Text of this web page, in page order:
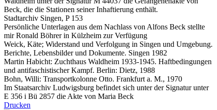
Beck, die die Stationen seiner Inhaftierung enthält.
Stadtarchiv Singen, P 153
Persönliche Unterlagen aus dem Nachlass von Alfons Beck stellte
mir Ronald Böhrer in Külzheim zur Verfügung
Weick, Käte; Widerstand und Verfolgung in Singen und Umgebung.
Berichte, Lebensbilder und Dokumente. Singen 1982
Martin Habicht: Zuchthaus Waldheim 1933-1945. Haftbedingungen
und antifaschistischer Kampf. Berlin: Dietz, 1988
Bohn, Willi: Transportkolonne Otto. Frankfurt a. M., 1970
Im Staatsarchiv Ludwigsburg befindet sich unter der Signatur unter
E 356 i Bü 2857 die Akte von Maria Beck
Drucken